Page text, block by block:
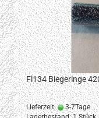
Fl134 Biegeringe
Lieferzeit:
3-7Tage